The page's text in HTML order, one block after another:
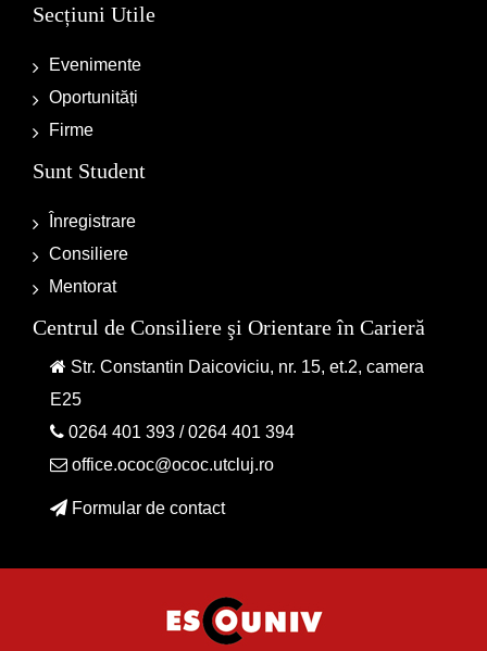
Secțiuni Utile
Evenimente
Oportunități
Firme
Sunt Student
Înregistrare
Consiliere
Mentorat
Centrul de Consiliere şi Orientare în Carieră
Str. Constantin Daicoviciu, nr. 15, et.2, camera
E25
0264 401 393 /0264 401 394
office.ococ@ococ.utcluj.ro
Formular de contact